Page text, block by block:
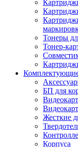
Тонеры
Тонер-
БП для
Жесткие
Корпуса